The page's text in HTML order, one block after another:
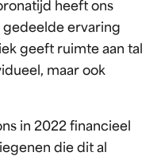
heeft ons
gedeelde ervaring
geeft ruimte aan tal
maar ook
in 2022 financieel
die dit al